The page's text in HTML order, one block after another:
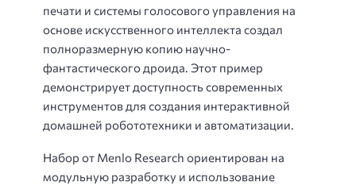
печати и системы голосового управления на
основе искусственного интеллекта создал
полноразмерную копию научно-
фантастического дроида. Этот пример
демонстрирует доступность современных
инструментов для создания интерактивной
домашней робототехники и автоматизации.
Набор от Menlo Research ориентирован на
модульную разработку и использование